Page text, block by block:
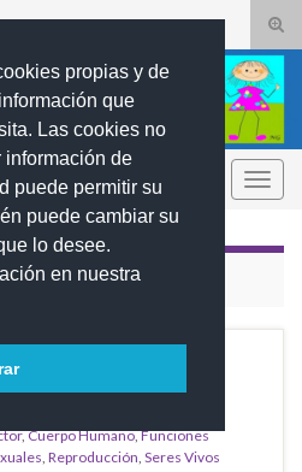
propias y de
que
Las cookies no
información de
puede permitir su
puede cambiar su
lo desee.
en nuestra
el
de
VITALES
humana
,Cuerpo Humano,Funciones
Reproducción Seres Vivos